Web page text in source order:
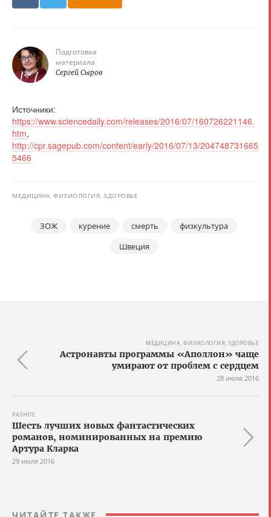
Подготовка
материала
Сергей Сыров
Источники:
https://www.sciencedaily.com/releases/2016/07/160726221146.
htm,
http://cpr.sagepub.com/content/early/2016/07/13/204748731665
5466
МЕДИЦИНА, ФИЗИОЛОГИЯ, ЗДОРОВЬЕ
ЗОЖ курение смерть
физкультура
Швеция
МЕДИЦИНА, ФИЗИОЛОГИЯ, ЗДОРОВЬЕ
Астронавты программы «Аполлон» чаще
умирают от проблем с сердцем
28 июля 2016
РАЗНОЕ
Шесть лучших новых фантастических
романов, номинированных на премию
Артура Кларка
29 июля 2016